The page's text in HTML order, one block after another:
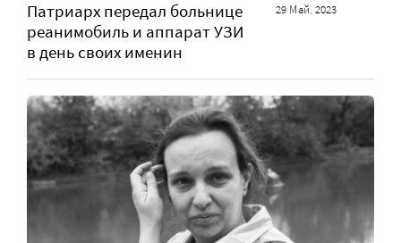
Патриарх передал больнице
реанимобиль и аппарат УЗИ
в день своих именин
29 Май. 2023